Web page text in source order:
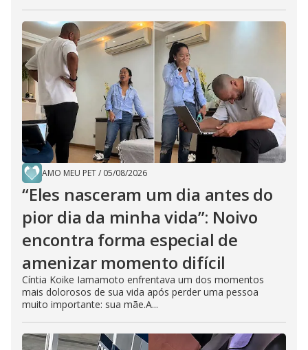
AMO MEU PET/ 05/08/2026
“Eles nasceram um dia antes do
pior dia da minha vida”: Noivo
encontra forma especial de
amenizar momento difícil
Cíntia Koike Iamamoto enfrentava um dos momentos
mais dolorosos de sua vida após perder uma pessoa
muito importante: sua mãe.A...